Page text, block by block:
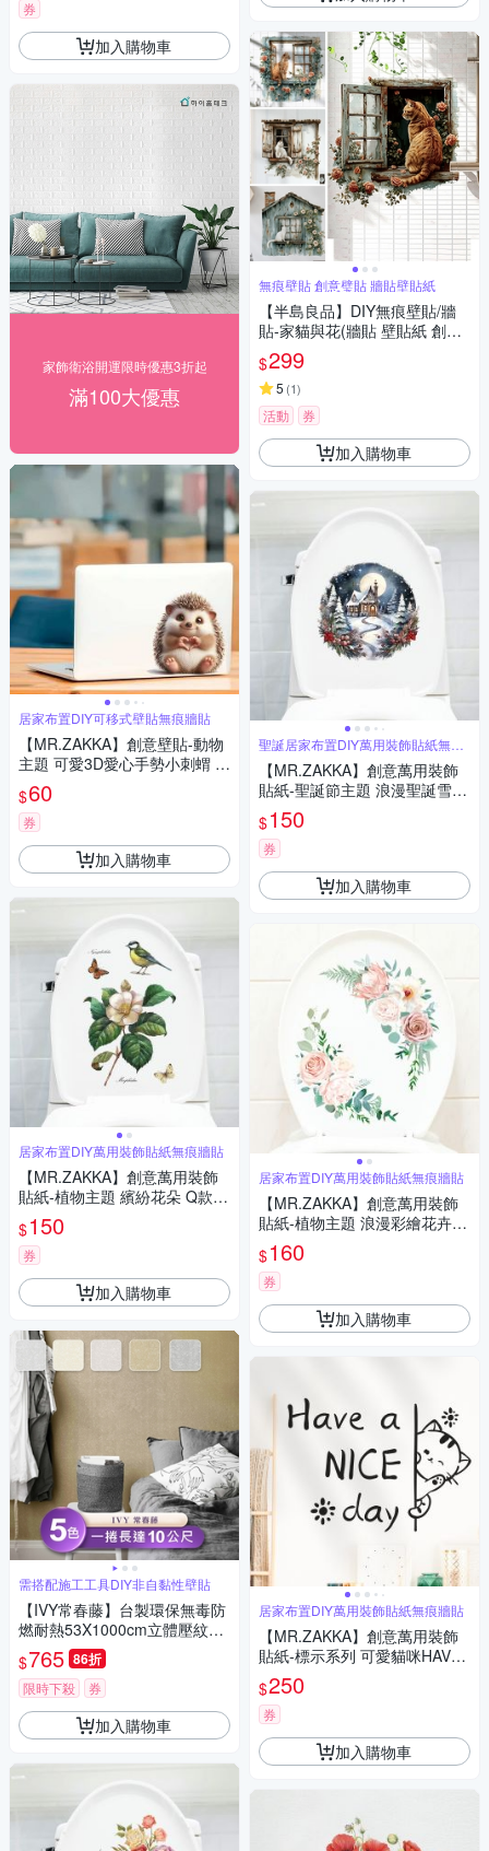
券
加入購物車
家飾衛浴開運限時優惠3折起
滿100大優惠
居家布置DIY可移式壁貼無痕牆貼
【MR.ZAKKA】創意壁貼-動物
主題 可愛3D愛心手勢小刺蝟 兒
童房布置 DIY可移式壁貼 無痕
壁貼 牆貼
$60
券
加入購物車
居家布置DIY萬用裝飾貼紙無痕牆貼
【MR.ZAKKA】創意萬用裝飾
貼紙-植物主題 繽紛花朵 Q款
居家布置 DIY可移式壁貼 無痕
壁貼 牆貼
$150
券
加入購物車
需搭配施工工具DIY非自黏性壁貼
【IVY常春藤】台製環保無毒防
燃耐熱53X1000cm立體壓紋壁
紙/壁貼1捲
$765 86折
限時下殺 券
加入購物車
無痕壁貼 創意璧貼 牆貼壁貼紙
【半島良品】DIY無痕壁貼/牆
貼-家貓與花(牆貼 壁貼紙 創意
璧貼)
$299
5 (1)
活動 券
加入購物車
聖誕居家布置DIY萬用裝飾貼紙無痕
牆貼
【MR.ZAKKA】創意萬用裝飾
貼紙-聖誕節主題 浪漫聖誕雪景
居家節慶布置 DIY可移式壁貼
無痕壁貼 牆貼
$150
券
加入購物車
居家布置DIY萬用裝飾貼紙無痕牆貼
【MR.ZAKKA】創意萬用裝飾
貼紙-植物主題 浪漫彩繪花卉 E
款 居家布置 DIY可移式壁貼 無
痕壁貼 牆貼
$160
券
加入購物車
居家布置DIY萬用裝飾貼紙無痕牆貼
【MR.ZAKKA】創意萬用裝飾
貼紙-標示系列 可愛貓咪HAVE
A NICE DAY 居家布置 DIY可移
式壁貼 無痕壁貼 牆貼
$250
券
加入購物車